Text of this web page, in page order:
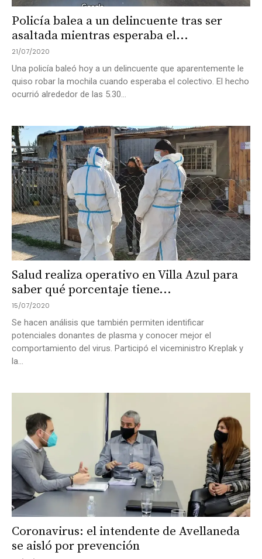
Policía balea a un delincuente tras ser
asaltada mientras esperaba el...
21/07/2020
Una policía baleó hoy a un delincuente que aparentemente le
quiso robar la mochila cuando esperaba el colectivo. El hecho
ocurrió alrededor de las 5.30...
Salud realiza operativo en Villa Azul para
saber qué porcentaje tiene...
15/07/2020
Se hacen análisis que también permiten identificar
potenciales donantes de plasma y conocer mejor el
comportamiento del virus. Participó el viceministro Kreplak y
la...
Coronavirus: el intendente de Avellaneda
se aisló por prevención